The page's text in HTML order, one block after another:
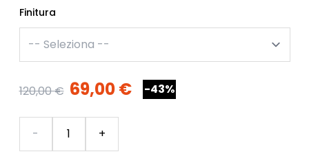
Finitura
120,00 € 69,00 € -43%
- +